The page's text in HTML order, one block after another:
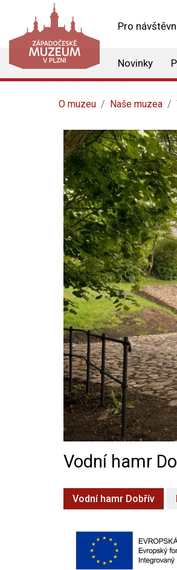
Pro
Novinky
O muzeu Naše muzea
Vodní hamr
Vodní hamr Dobřív